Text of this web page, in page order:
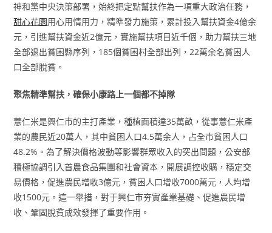
神和黨中央決策部署，始終把定點幫扶作為一項重大政治任務，
甜心花園用心用情用力，精準發力施策，累計投入幫扶資金4億余
元，引進幫扶資金近2億元，實施幫扶項目近千個，助力幫扶三地
全部退出貧困縣序列，185個貧困村全部出列，22萬余名貧困人
口全部脫貧。
聚焦精準幫扶，確保小康路上一個都不掉隊
薏仁米是興仁市的主打產業，種植面積達35萬畝，從事薏仁米產
業的農民近20萬人，其中貧困人口4.5萬余人，占全市貧困人口
48.2%。為了解決價格波動等影響群眾收入的突出問題，公安部
積極協調引入首農食品集團和社會資本，開展調控收購，穩定交
易價格，促進農民增收3億元，貧困人口增收7000萬元，人均增
收1500元。這一舉措，對于興仁市夯實產業基礎、促進農民增
收、鞏固脫貧成效發揮了重要作用。